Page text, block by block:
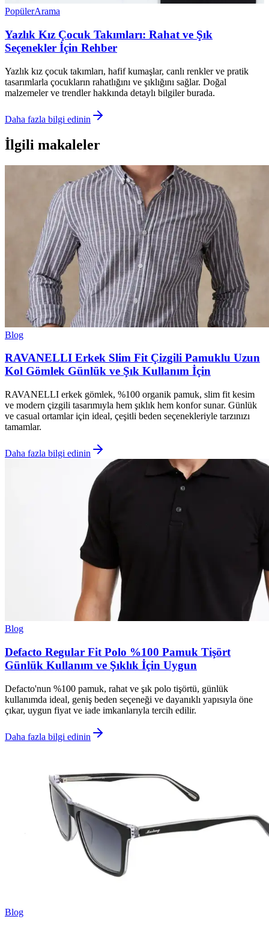
PopülerArama
Yazlık Kız Çocuk Takımları: Rahat ve Şık
Seçenekler İçin Rehber
Yazlık kız çocuk takımları, hafif kumaşlar, canlı renkler ve pratik
tasarımlarla çocukların rahatlığını ve şıklığını sağlar. Doğal
malzemeler ve trendler hakkında detaylı bilgiler burada.
Daha fazla bilgi edinin
İlgili makaleler
Blog
RAVANELLI Erkek Slim Fit Çizgili Pamuklu Uzun
Kol Gömlek Günlük ve Şık Kullanım İçin
RAVANELLI erkek gömlek, %100 organik pamuk, slim fit kesim
ve modern çizgili tasarımıyla hem şıklık hem konfor sunar. Günlük
ve casual ortamlar için ideal, çeşitli beden seçenekleriyle tarzınızı
tamamlar.
Daha fazla bilgi edinin
Blog
Defacto Regular Fit Polo %100 Pamuk Tişört
Günlük Kullanım ve Şıklık İçin Uygun
Defacto'nun %100 pamuk, rahat ve şık polo tişörtü, günlük
kullanımda ideal, geniş beden seçeneği ve dayanıklı yapısıyla öne
çıkar, uygun fiyat ve iade imkanlarıyla tercih edilir.
Daha fazla bilgi edinin
Blog